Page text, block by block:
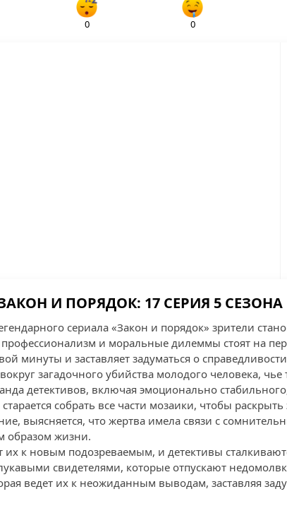
0 0
И ПОРЯДОК: 17 СЕРИЯ 5 СЕЗОНА
сериала «Закон и порядок» зрители
и моральные дилеммы стоят на
минуты и заставляет задуматься о
загадочного убийства молодого человека, чье
детективов, включая эмоционально
собрать все части мозаики, чтобы
выясняется, что жертва имела связи с
образом жизни.
их к новым подозреваемым, и детективы
свидетелями, которые отпускают
ведет их к неожиданным выводам, заставляя